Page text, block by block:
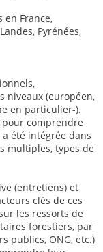
en France,
Pyrénées,
niveaux (européen,
en particulier-).
pour comprendre
été intégrée dans
multiples, types de
(entretiens) et
clés de ces
les ressorts de
forestiers, par
publics, ONG, etc.)